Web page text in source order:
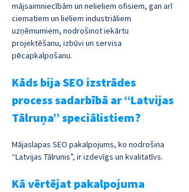
mājsaimniecībām un nelieliem ofisiem, gan arī
ciematiem un lieliem industriāliem
uzņēmumiem, nodrošinot iekārtu
projektēšanu, izbūvi un servisa
pēcapkalpošanu.
Kāds bija SEO izstrādes
process sadarbībā ar “Latvijas
Tālruņa” speciālistiem?
Mājaslapas SEO pakalpojums, ko nodrošina
“Latvijas Tālrunis”, ir izdevīgs un kvalitatīvs.
Kā vērtējat pakalpojuma